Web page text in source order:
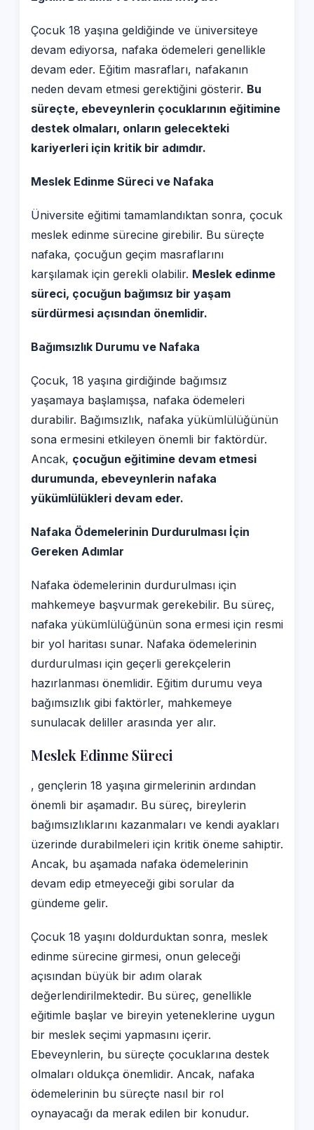
Çocuk 18 yaşına geldiğinde ve üniversiteye
devam ediyorsa, nafaka ödemeleri genellikle
devam eder. Eğitim masrafları, nafakanın
neden devam etmesi gerektiğini gösterir. Bu
süreçte, ebeveynlerin çocuklarının eğitimine
destek olmaları, onların gelecekteki
kariyerleri için kritik bir adımdır.
Meslek Edinme Süreci ve Nafaka
Üniversite eğitimi tamamlandıktan sonra, çocuk
meslek edinme sürecine girebilir. Bu süreçte
nafaka, çocuğun geçim masraflarını
karşılamak için gerekli olabilir. Meslek edinme
süreci, çocuğun bağımsız bir yaşam
sürdürmesi açısından önemlidir.
Bağımsızlık Durumu ve Nafaka
Çocuk, 18 yaşına girdiğinde bağımsız
yaşamaya başlamışsa, nafaka ödemeleri
durabilir. Bağımsızlık, nafaka yükümlülüğünün
sona ermesini etkileyen önemli bir faktördür.
Ancak, çocuğun eğitimine devam etmesi
durumunda, ebeveynlerin nafaka
yükümlülükleri devam eder.
Nafaka Ödemelerinin Durdurulması İçin
Gereken Adımlar
Nafaka ödemelerinin durdurulması için
mahkemeye başvurmak gerekebilir. Bu süreç,
nafaka yükümlülüğünün sona ermesi için resmi
bir yol haritası sunar. Nafaka ödemelerinin
durdurulması için geçerli gerekçelerin
hazırlanması önemlidir. Eğitim durumu veya
bağımsızlık gibi faktörler, mahkemeye
sunulacak deliller arasında yer alır.
Meslek Edinme Süreci
, gençlerin 18 yaşına girmelerinin ardından
önemli bir aşamadır. Bu süreç, bireylerin
bağımsızlıklarını kazanmaları ve kendi ayakları
üzerinde durabilmeleri için kritik öneme sahiptir.
Ancak, bu aşamada nafaka ödemelerinin
devam edip etmeyeceği gibi sorular da
gündeme gelir.
Çocuk 18 yaşını doldurduktan sonra, meslek
edinme sürecine girmesi, onun geleceği
açısından büyük bir adım olarak
değerlendirilmektedir. Bu süreç, genellikle
eğitimle başlar ve bireyin yeteneklerine uygun
bir meslek seçimi yapmasını içerir.
Ebeveynlerin, bu süreçte çocuklarına destek
olmaları oldukça önemlidir. Ancak, nafaka
ödemelerinin bu süreçte nasıl bir rol
oynayacağı da merak edilen bir konudur.